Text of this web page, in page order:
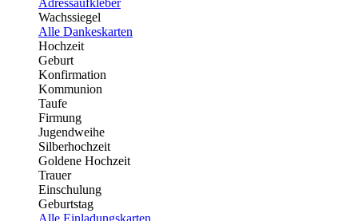
Adressaufkleber
Wachssiegel
Alle Dankeskarten
Hochzeit
Geburt
Konfirmation
Kommunion
Taufe
Firmung
Jugendweihe
Silberhochzeit
Goldene Hochzeit
Trauer
Einschulung
Geburtstag
Alle Einladungskarten